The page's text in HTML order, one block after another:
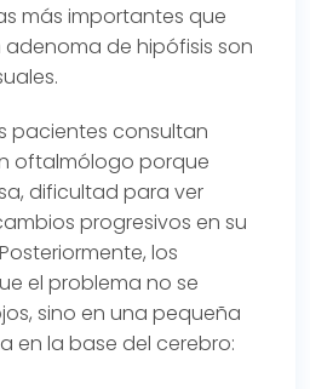
más importantes que
de hipófisis son
pacientes consultan
oftalmólogo porque
dificultad para ver
progresivos en su
los
el problema no se
sino en una pequeña
en la base del cerebro: